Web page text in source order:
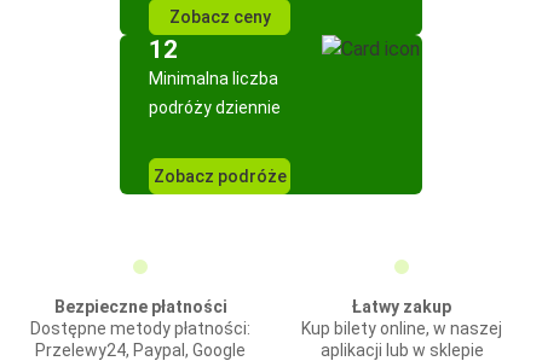
Zobacz ceny
12
Minimalna liczba
podróży dziennie
Zobacz podróże
Bezpieczne płatności
Dostępne metody płatności:
Przelewy24, Paypal, Google
Łatwy zakup
Kup bilety online, w naszej
aplikacji lub w sklepie